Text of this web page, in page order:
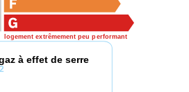
logement extrêmement peu performant
à effet de serre